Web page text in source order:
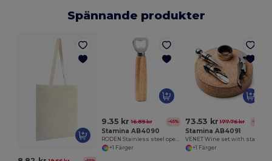
Spännande produkter
9.35 kr 16.89 kr -45%
Stamina AB4090
+1 Färger
73.53 kr 177.76 kr -59%
Stamina AB4091
+1 Färger